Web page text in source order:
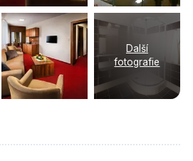
Další
fotografie